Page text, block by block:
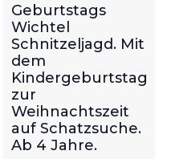
Geburtstags
Wichtel
Schnitzeljagd. Mit
dem
Kindergeburtstag
zur
Weihnachtszeit
auf Schatzsuche.
Ab 4 Jahre.